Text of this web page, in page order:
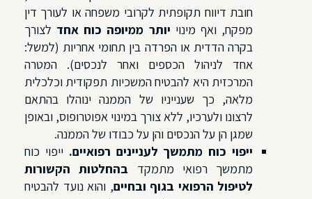
חובת דיווח תקופתית לקרובי משפחה או לעורך דין
מפקח, ואף מינוי יותר ממיופה כוח אחד לצורך
בקרה הדדית או הפרדה בין תחומי אחריות (למשל:
אחד לניהול הכספים ואחר לנכסים). המטרה
המרכזית היא להבטיח המשכיות תפקודית וכלכלית
מלאה, כך שענייניו של הממנה ינוהלו בהתאם
לרצונו ולערכיו, ללא צורך במינוי אפוטרופוס, ובאופן
שמגן הן על הנכסים והן על כבודו של הממנה.
ייפוי כוח מתמשך לעניינים רפואיים.ייפוי כוח
מתמשך רפואי מתמקד בהחלטות הקשורות
לטיפול הרפואי בגוף ובחיים, והוא נועד להבטיח